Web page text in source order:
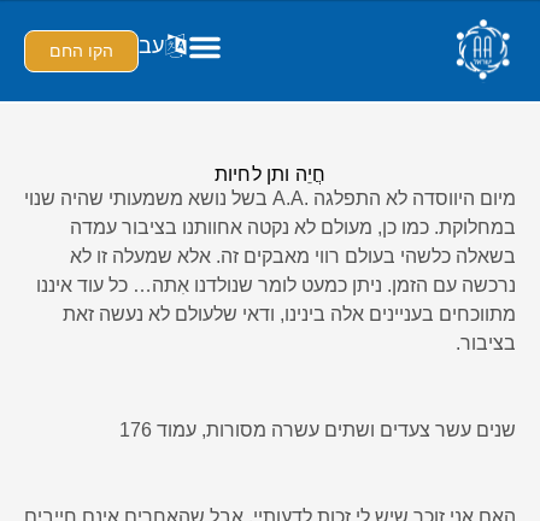
הקו החם עב
חֲיֵה ותן לחיות
מיום היווסדה לא התפלגה .A.A בשל נושא משמעותי שהיה שנוי
במחלוקת. כמו כן, מעולם לא נקטה אחוותנו בציבור עמדה
בשאלה כלשהי בעולם רווי מאבקים זה. אלא שמעלה זו לא
נרכשה עם הזמן. ניתן כמעט לומר שנולדנו אִתה… כל עוד איננו
מתווכחים בעניינים אלה בינינו, ודאי שלעולם לא נעשה זאת
בציבור.
שנים עשר צעדים ושתים עשרה מסורות, עמוד 176
האם אני זוכר שיש לי זכות לדעותיי, אבל שהאחרים אינם חייבים